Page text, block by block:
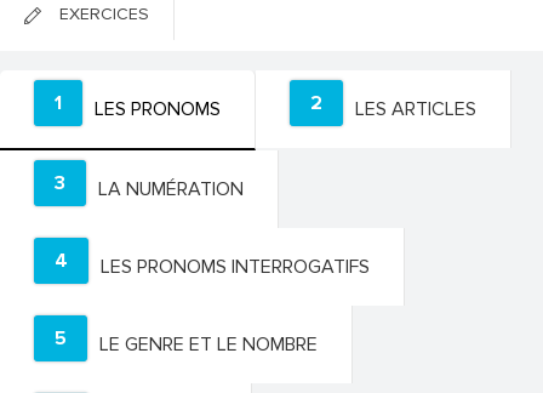
EXERCICES
FICHES DE COURS
0PTS
1 LES PRONOMS 2 LES ARTICLES
3 LA NUMÉRATION
4 LES PRONOMS INTERROGATIFS
5 LE GENRE ET LE NOMBRE